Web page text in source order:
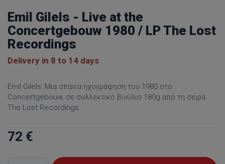
Emil Gilels - Live at the
Concertgebouw 1980 / LP The Lost
Recordings
Delivery in 8 to 14 days
Emil Gilels: Μια σπάνια ηχογράφηση του 1980 στο
Concertgebouw, σε συλλεκτικό βινύλιο 180g από τη σειρά
The Lost Recordings.
72 €